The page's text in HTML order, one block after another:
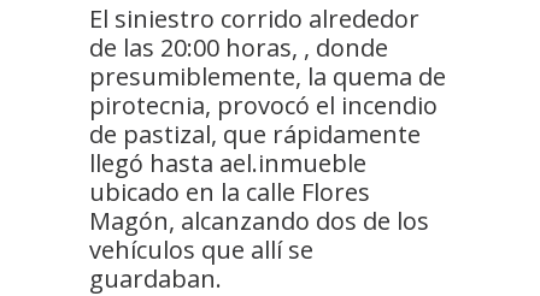
El siniestro corrido alrededor
de las 20:00 horas, , donde
presumiblemente, la quema de
pirotecnia, provocó el incendio
de pastizal, que rápidamente
llegó hasta ael.inmueble
ubicado en la calle Flores
Magón, alcanzando dos de los
vehículos que allí se
guardaban.